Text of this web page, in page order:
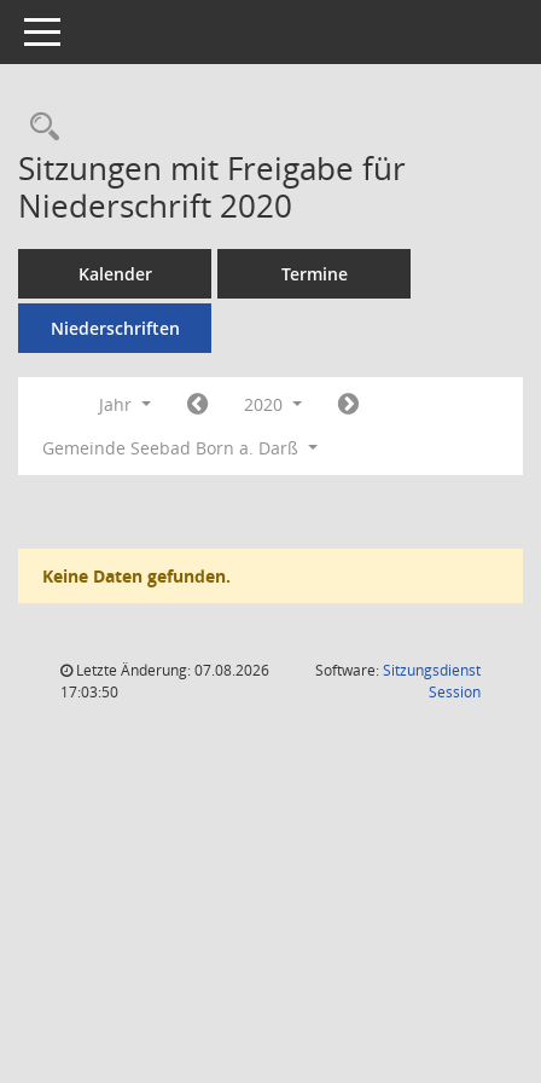
Toggle navigation
Rechercheauswahl
Sitzungen mit Freigabe für
Niederschrift 2020
Kalender Termine
Niederschriften
Jahr
2020
Gemeinde Seebad Born a. Darß
Keine Daten gefunden.
Letzte Änderung: 07.08.2026
17:03:50
Software:Sitzungsdienst
Session(Wird in